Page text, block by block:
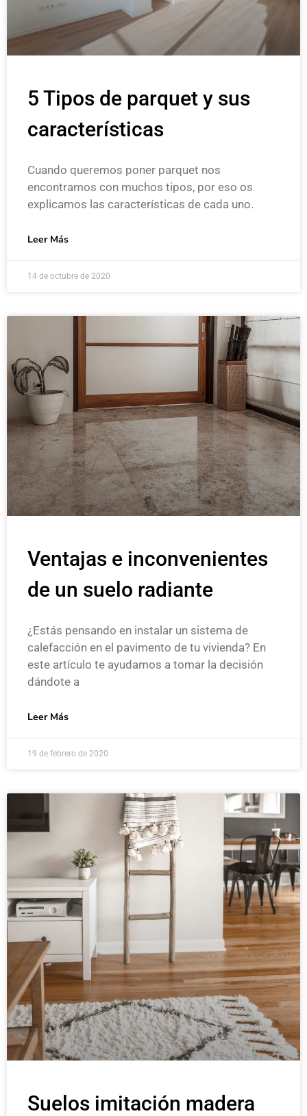
5 Tipos de parquet y sus
características
Cuando queremos poner parquet nos
encontramos con muchos tipos, por eso os
explicamos las características de cada uno.
Leer Más
14 de octubre de 2020
Ventajas e inconvenientes
de un suelo radiante
¿Estás pensando en instalar un sistema de
calefacción en el pavimento de tu vivienda? En
este artículo te ayudamos a tomar la decisión
dándote a
Leer Más
19 de febrero de 2020
Suelos imitación madera